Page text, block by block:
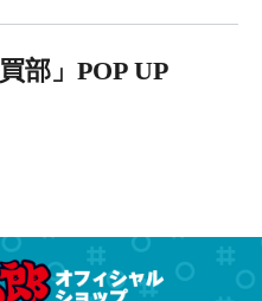
部」POP UP